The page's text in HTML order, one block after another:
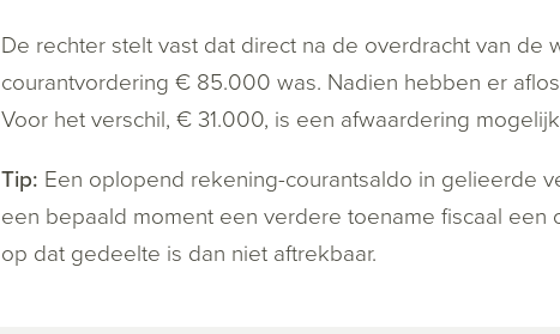
De rechter stelt vast dat direct na de overdracht van de
courantvordering € 85.000 was. Nadien hebben er
Voor het verschil, € 31.000, is een afwaardering
Tip: Een oplopend rekening-courantsaldo in gelieerde
een bepaald moment een verdere toename fiscaal
op dat gedeelte is dan niet aftrekbaar.